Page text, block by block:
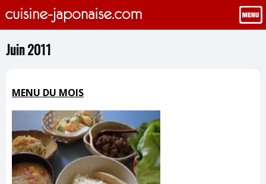
Juin 2011
MENU DU MOIS